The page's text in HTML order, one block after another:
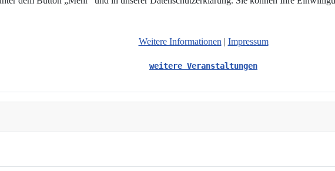
weitere Veranstaltungen
Weitere Informationen | Impressum